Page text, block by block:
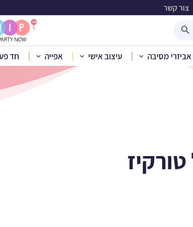
צור קשר
אביזרי מסיבה עיצוב אישי אפייה חד
בלון
בית»קטלוג מוצרים»חד פעמי חד פעמי מתכלה»
טורקיז